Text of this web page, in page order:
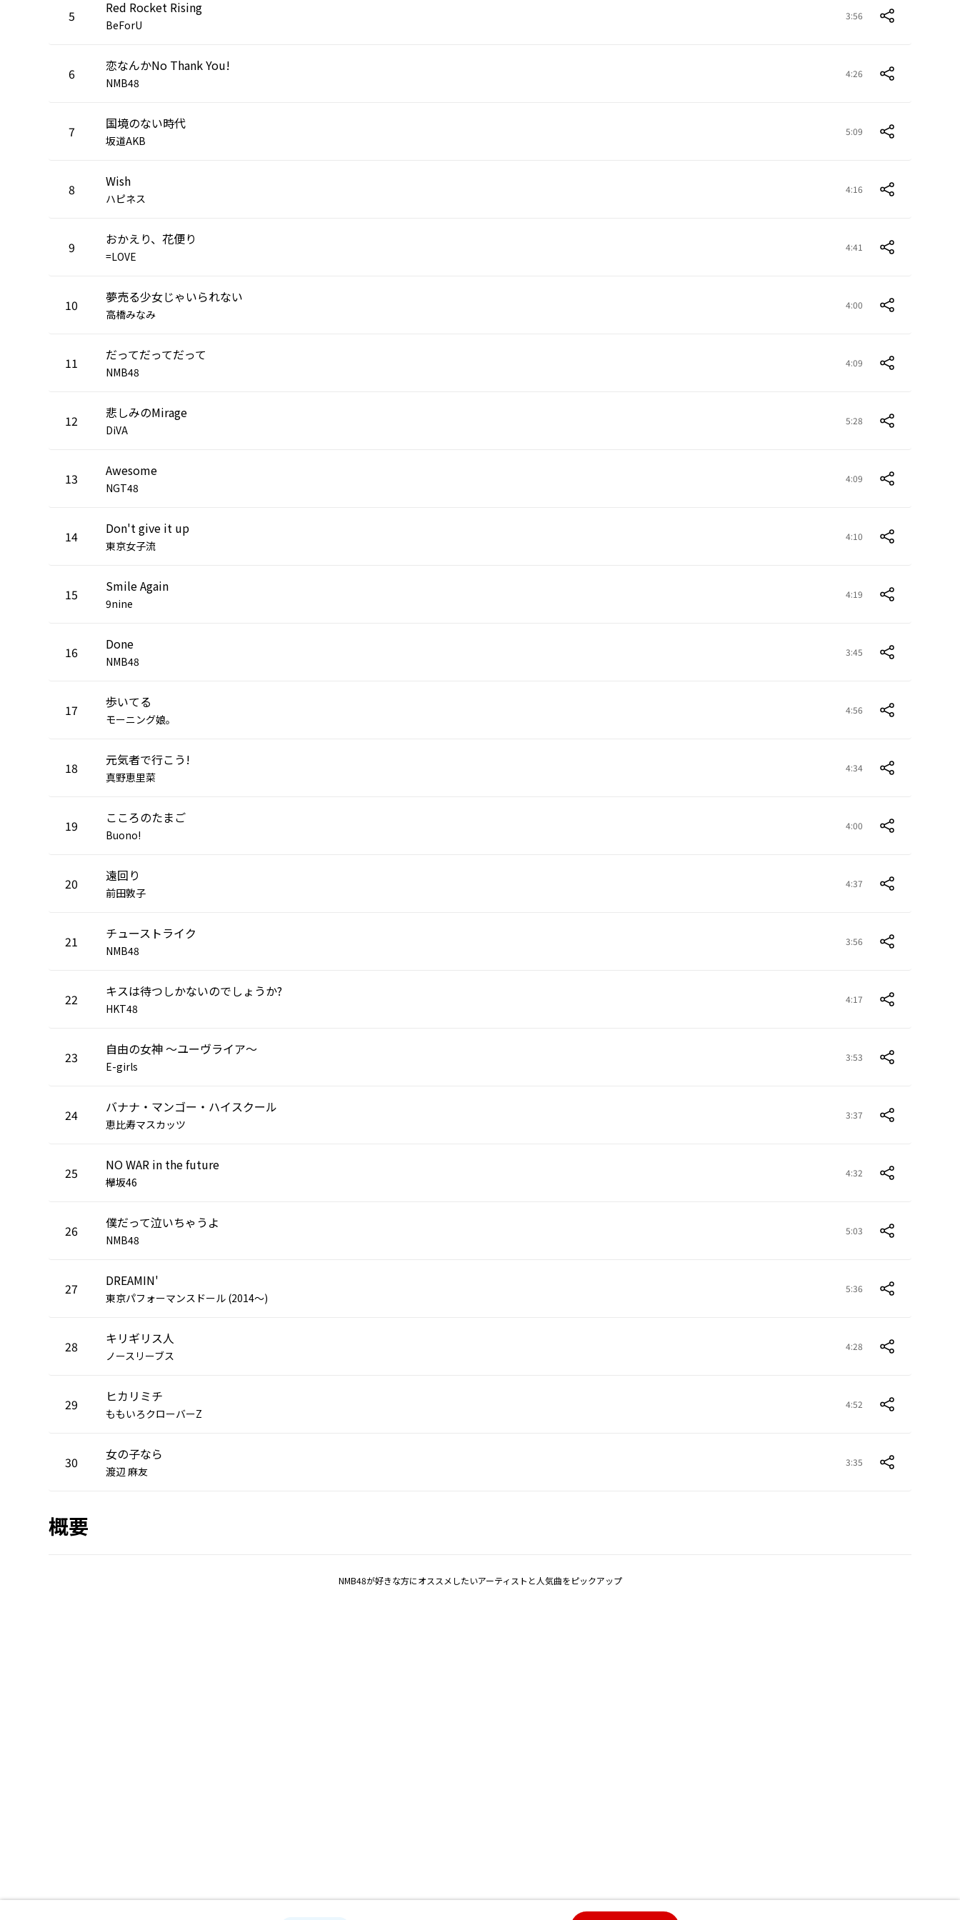
5 Red Rocket Rising
BeForU
3:56
6 恋なんかNo Thank You!
NMB48
4:26
7 国境のない時代
坂道AKB
5:09
8 Wish
ハピネス
4:16
9 おかえり、花便り
=LOVE
4:41
10 夢売る少女じゃいられない
高橋みなみ
4:00
11 だってだってだって
NMB48
4:09
12 悲しみのMirage
DiVA
5:28
13 Awesome
NGT48
4:09
14 Don't give it up
東京女子流
4:10
15 Smile Again
9nine
4:19
16 Done
NMB48
3:45
17 歩いてる
モーニング娘。
4:56
18 元気者で行こう!
真野恵里菜
4:34
19 こころのたまご
Buono!
4:00
20 遠回り
前田敦子
4:37
21 チューストライク
NMB48
3:56
22 キスは待つしかないのでしょうか?
HKT48
4:17
23 自由の女神 ～ユーヴライア～
E-girls
3:53
24 バナナ・マンゴー・ハイスクール
恵比寿マスカッツ
3:37
25 NO WAR in the future
欅坂46
4:32
26 僕だって泣いちゃうよ
NMB48
5:03
27 DREAMIN'
東京パフォーマンスドール (2014～)
5:36
28 キリギリス人
ノースリーブス
4:28
29 ヒカリミチ
ももいろクローバーZ
4:52
30 女の子なら
渡辺 麻友
3:35
概要
NMB48が好きな方にオススメしたいアーティストと人気曲をピックアップ